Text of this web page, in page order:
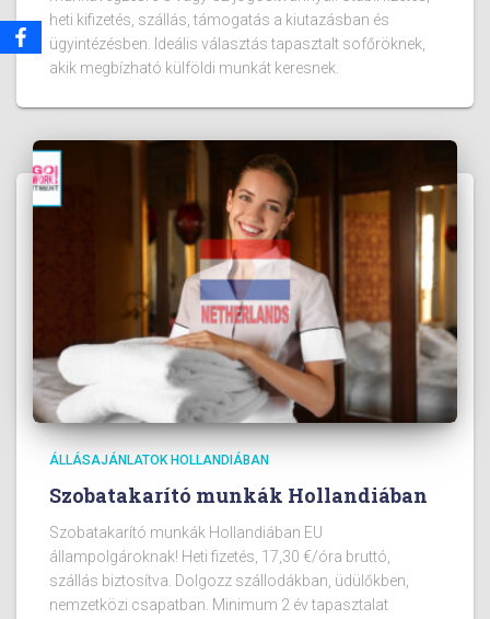
heti kifizetés, szállás, támogatás a kiutazásban és
ügyintézésben. Ideális választás tapasztalt sofőröknek,
akik megbízható külföldi munkát keresnek.
ÁLLÁSAJÁNLATOK HOLLANDIÁBAN
Szobatakarító munkák Hollandiában
Szobatakarító munkák Hollandiában EU
állampolgároknak! Heti fizetés, 17,30 €/óra bruttó,
szállás biztosítva. Dolgozz szállodákban, üdülőkben,
nemzetközi csapatban. Minimum 2 év tapasztalat